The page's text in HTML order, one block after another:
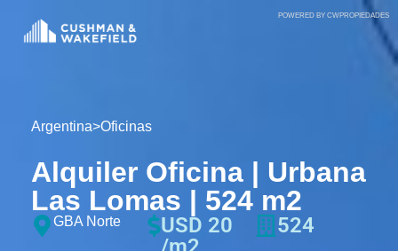
POWERED BY CWPROPIEDADES
Argentina>Oficinas
Alquiler Oficina | Urbana
Las Lomas | 524 m2
GBA Norte
USD 20
524